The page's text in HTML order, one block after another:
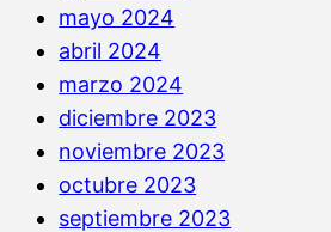
mayo 2024
abril 2024
marzo 2024
diciembre 2023
noviembre 2023
octubre 2023
septiembre 2023